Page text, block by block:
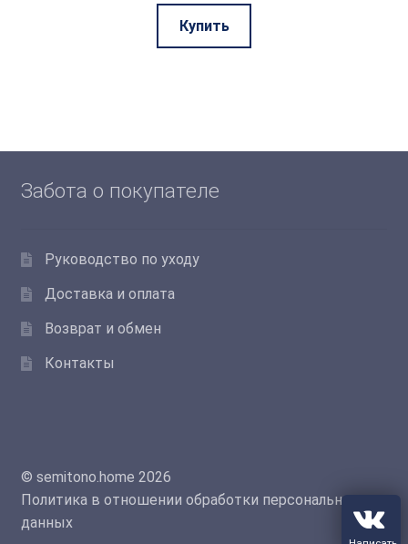
Купить
Забота о покупателе
Руководство по уходу
Доставка и оплата
Возврат и обмен
Контакты
© semitono.home 2026
Политика в отношении обработки персональных
данных